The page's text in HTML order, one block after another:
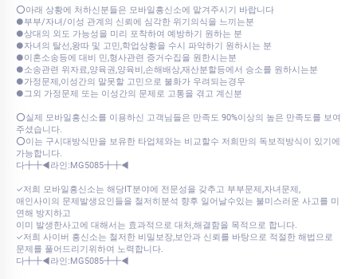
⭕아래 상황에 처하신분들은 모바일흥신소에 맡겨주시기 바랍니다
●부부/자녀/이성 관계의 신뢰에 심각한 위기의식을 느끼는분
●상대의 외도 가능성을 미리 포착하여 예방하기 원하는 분
●자녀의 탈선,왕따 및 고민,학업상황을 수시 파악하기 원하시는 분
●이혼소송등에 대비 민,형사관련 증거수집을 원한시는분
●소송관련 위자료,양육권,양육비,손해배상,재산분할등에서 승소를 원하시는분
●가정문제,이성간의 말못할 고민으로 불화가 우려되는경우
●그외 가정문제 또는 이성간의 문제로 고통을 겪고 계신분
⭕실제 모바일흥신소를 이용하신 고객님들은 만족도 90%이상의 높은 만족도를 보여
주셨습니다.
⭕이는 구시대방식만을 보유한 타업체와는 비교할수 저희만의 독보적방식이 있기에
가능합니다.
다╋╋◀라인:MG5085╋╋◀
✓저희 모바일흥신소는 해당IT분야에 전문성을 갖추고 부부문제,자녀문제,
애인사이의 문제발생요인들을 철저히분석 향후 일어날수있는 불미스러운 사고를 미
연해 방지하고
이미 발생한사고에 대해서는 효과적으로 대처,해결함을 목적으로 합니다.
✓저희 사이버 흥신소는 철저한 비밀보장,보안과 신뢰를 바탕으로 적절한 해법으로
문제를 풀어드리기위하여 노력합니다.
다╋╋◀라인:MG5085╋╋◀